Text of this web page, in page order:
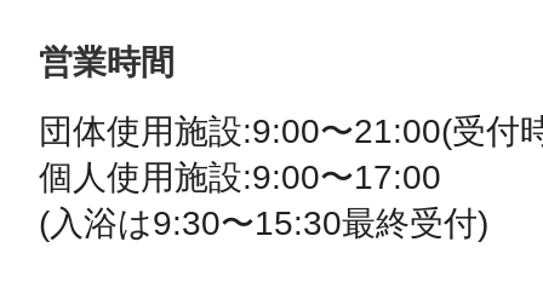
営業時間
団体使用施設:9:00〜21:00(受付
個人使用施設:9:00〜17:00
(入浴は9:30〜15:30最終受付)
滋賀県